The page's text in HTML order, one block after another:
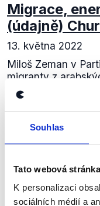
Souhlas
Tato webová
K personalizaci
sociálních médií a
Migrace,
(údajně)
13. května 2022
Miloš Zeman v
migranty z
Nejedlém,
také citát, který
Číst dál
Zůstaňme